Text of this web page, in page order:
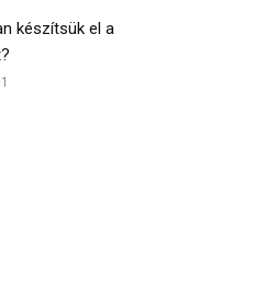
készítsük el a